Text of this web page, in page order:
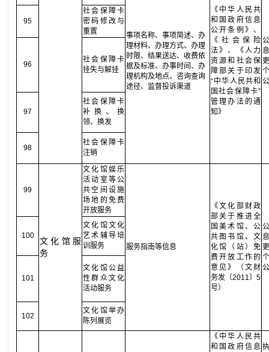
事项名称、事项简述、办
理材料、办理方式、办理
时限、结果送达、收费依
据及标准、办事时间、办
理机构及地点、咨询查询
途径、监督投诉渠道
《中华人民共
和国政府信息
公开条例》、
《社会保险
法》、《人力
资源和社会保
障部关于印发
“中华人民共和
国社会保障卡”
管理办法的通
知》
95
社会保障卡
密码修改与
重置
96
社会保障卡
挂失与解挂
97
社会保障卡
补换、换
领、换发
98
社会保障卡
注销
99
文化馆服
务
文化馆娱乐
活动室等公
共空间设施
场地的免费
开放服务
服务指南等信息
《文化部财政
部关于推进全
国美术馆、公
共图书馆、文
化馆（站）免
费开放工作的
意见》（文财
务发〔2011〕5
号）
100
文化馆文化
艺术辅导培
训服务
101
文化馆公益
性群众文化
活动服务
102
文化馆举办
陈列展览
《中华人民共
和国政府信息